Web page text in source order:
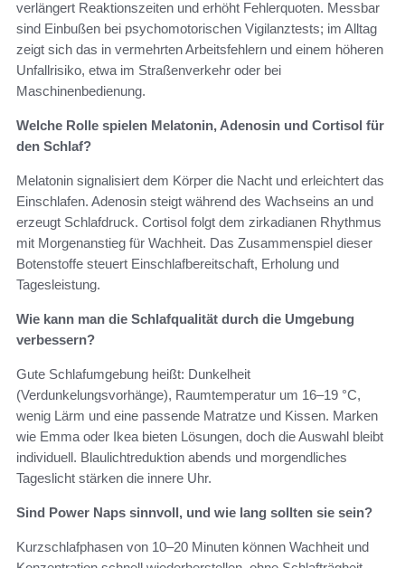
verlängert Reaktionszeiten und erhöht Fehlerquoten. Messbar
sind Einbußen bei psychomotorischen Vigilanztests; im Alltag
zeigt sich das in vermehrten Arbeitsfehlern und einem höheren
Unfallrisiko, etwa im Straßenverkehr oder bei
Maschinenbedienung.
Welche Rolle spielen Melatonin, Adenosin und Cortisol für
den Schlaf?
Melatonin signalisiert dem Körper die Nacht und erleichtert das
Einschlafen. Adenosin steigt während des Wachseins an und
erzeugt Schlafdruck. Cortisol folgt dem zirkadianen Rhythmus
mit Morgenanstieg für Wachheit. Das Zusammenspiel dieser
Botenstoffe steuert Einschlafbereitschaft, Erholung und
Tagesleistung.
Wie kann man die Schlafqualität durch die Umgebung
verbessern?
Gute Schlafumgebung heißt: Dunkelheit
(Verdunkelungsvorhänge), Raumtemperatur um 16–19 °C,
wenig Lärm und eine passende Matratze und Kissen. Marken
wie Emma oder Ikea bieten Lösungen, doch die Auswahl bleibt
individuell. Blaulichtreduktion abends und morgendliches
Tageslicht stärken die innere Uhr.
Sind Power Naps sinnvoll, und wie lang sollten sie sein?
Kurzschlafphasen von 10–20 Minuten können Wachheit und